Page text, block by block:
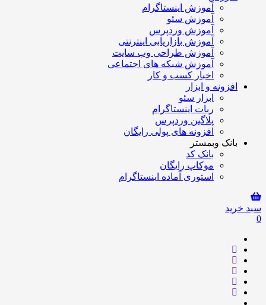
آموزش اینستاگرام
آموزش سئو
آموزش وردپرس
آموزش بازاریابی اینترنتی
آموزش طراحی وب سایت
آموزش شبکه های اجتماعی
اخبار کسب و کار
افزونه و ابزار
ابزار سئو
ربات اینستاگرام
پلاگین وردپرس
افزونه های پولی رایگان
بانک وبمستر
بانک کد
موکاپ رایگان
استوری آماده اینستاگرام
سبد خرید
0